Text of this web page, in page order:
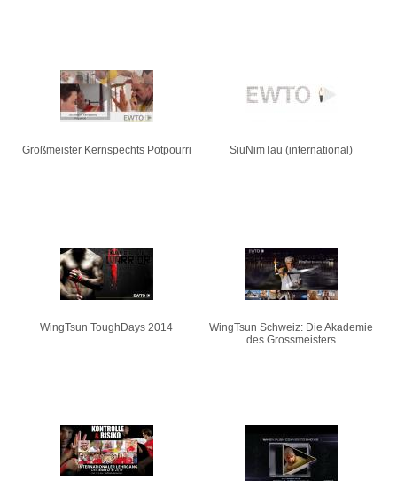
Großmeister Kernspechts Potpourri SiuNimTau (international)
WingTsun ToughDays 2014
WingTsun Schweiz: Die Akademie
des Grossmeisters